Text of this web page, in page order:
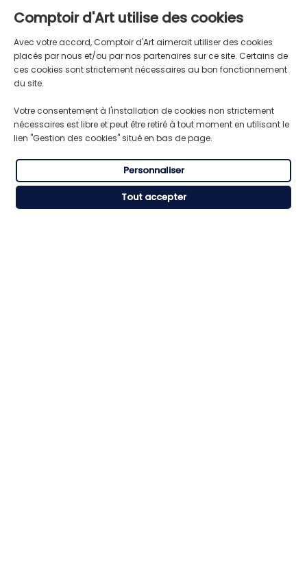
Comptoir d'Art utilise des cookies
Avec votre accord, Comptoir d'Art aimerait utiliser des cookies
placés par nous et/ou par nos partenaires sur ce site. Certains de
ces cookies sont strictement nécessaires au bon fonctionnement
du site.
Votre consentement à l'installation de cookies non strictement
nécessaires est libre et peut être retiré à tout moment en utilisant le
lien "Gestion des cookies" situé en bas de page.
Tout accepter
Personnaliser
LIVRAISON GRATUITE
Pour toute commande supérieure
TRANSPORT RAPIDE
Expédition express du lundi au